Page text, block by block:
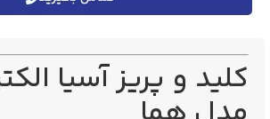
کلید و پریز آسیا